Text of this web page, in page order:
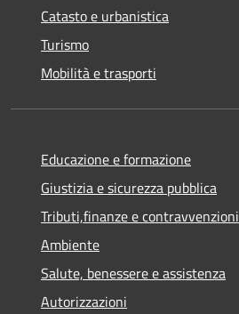
Catasto e urbanistica
Turismo
Mobilità e trasporti
Educazione e formazione
Giustizia e sicurezza pubblica
Tributi,finanze e contravvenzioni
Ambiente
Salute, benessere e assistenza
Autorizzazioni